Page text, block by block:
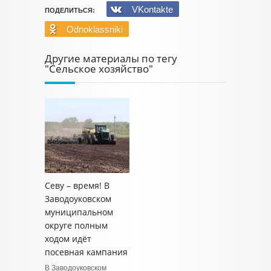
ПОДЕЛИТЬСЯ:
VKontakte
Odnoklassniki
Другие материалы по тегу
"Сельское хозяйство"
Севу – время! В
Заводоуковском
муниципальном
округе полным
ходом идёт
посевная кампания
В Заводоуковском